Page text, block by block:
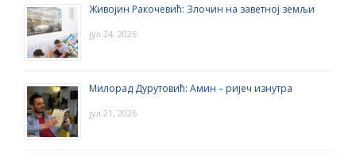
Живојин Ракочевић: Злочин на заветној земљи
јул 24, 2026
Милорад Дурутовић: Амин – ријеч изнутра
јул 21, 2026